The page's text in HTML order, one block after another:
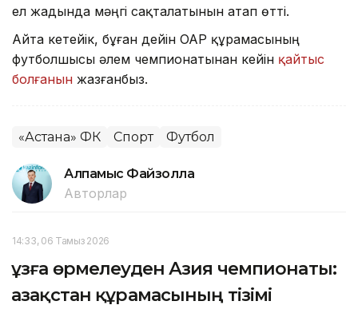
ел жадында мәңгі сақталатынын атап өтті.
Айта кетейік, бұған дейін ОАР құрамасының
футболшысы әлем чемпионатынан кейін қайтыс
болғанын жазғанбыз.
«Астана» ФК Спорт Футбол
Алпамыс Файзолла
Авторлар
14:33, 06 Тамыз 2026
Құзға өрмелеуден Азия чемпионаты:
Қазақстан құрамасының тізімі